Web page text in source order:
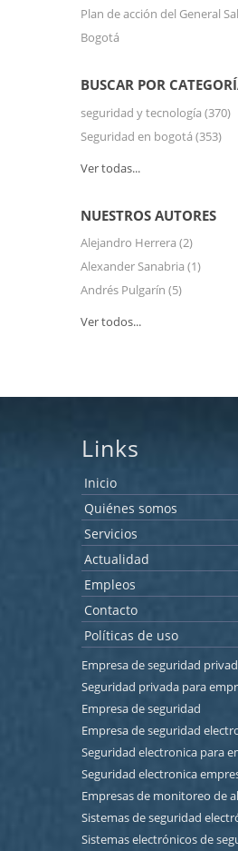
Plan de acción del General
Bogotá
BUSCAR POR
seguridad y tecnología (370)
Seguridad en bogotá (353)
Ver todas...
NUESTROS AUTORES
Alejandro Herrera (2)
Alexander Sanabria (1)
Andrés Pulgarín (5)
Ver todos...
Links
Inicio
Quiénes somos
Servicios
Actualidad
Empleos
Contacto
Políticas de uso
Empresa de seguridad
Seguridad privada para
Empresa de seguridad
Empresa de seguridad
Seguridad electronica para
Seguridad electronica
Empresas de monitoreo de
Sistemas de seguridad
Sistemas electrónicos de